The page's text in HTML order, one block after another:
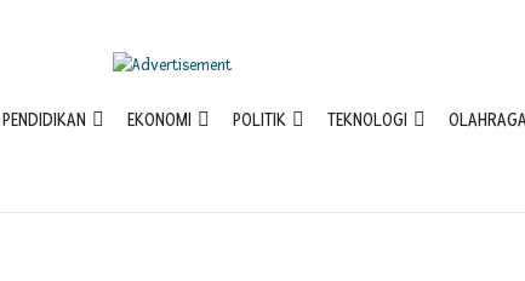
PENDIDIKAN EKONOMI POLITIK TEKNOLOGI